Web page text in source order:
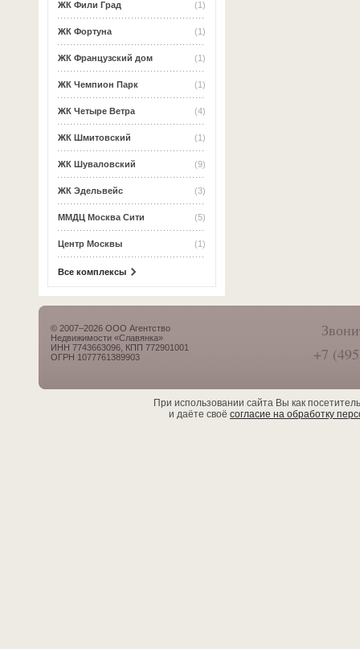
(1)
ЖК Фили Град
(1)
ЖК Фортуна
(1)
ЖК Французский дом
(1)
ЖК Чемпион Парк
(4)
ЖК Четыре Ветра
(1)
ЖК Шмитовский
(9)
ЖК Шуваловский
(3)
ЖК Эдельвейс
(5)
ММДЦ Москва Сити
(1)
Центр Москвы
Все комплексы
© 2007–2026 ООО Агентство
Недвижимости «Славянка»
ИНН 7743663096, КПП 772901001
ОГРН 1077761389903
+7
При использовании сайта Вы как
и даёте своё согласие на обработку